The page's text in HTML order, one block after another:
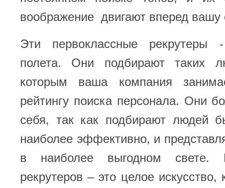
воображение двигают вперед вашу
Эти первоклассные рекрутеры
полета. Они подбирают таких
которым ваша компания
рейтингу поиска персонала. Они
себя, так как подбирают людей
наиболее эффективно, и
в наиболее выгодном свете.
рекрутеров – это целое искусство,